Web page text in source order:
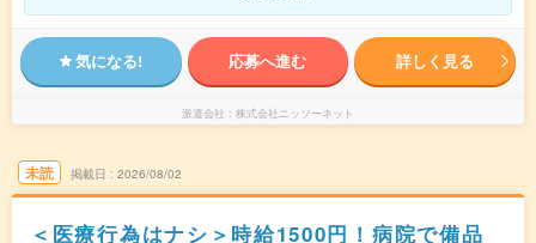
気になる! 応募へ進む 詳しく見る
派遣会社 株式会社ニッソーネット
未読 掲載日 2026/08/02
＜医療行為はナシ＞時給1500円！病院で備品